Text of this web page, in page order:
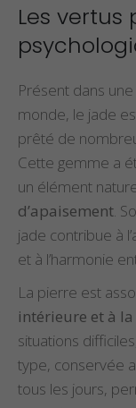
Les vertus
Présent dans
monde, le jade
prêté de
Cette gemme a
un élément
d’apaisement.
jade contribue à
et à l’harmonie
La pierre est
intérieure et à
situations
type, conservée
tous les jours,